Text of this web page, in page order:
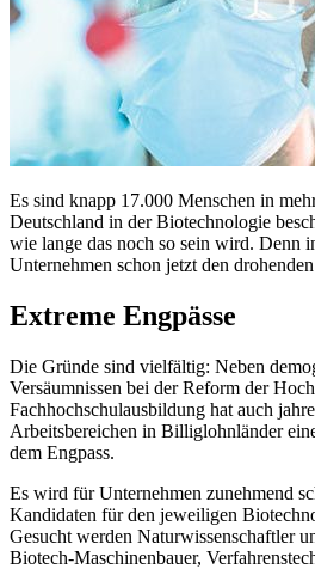
Es sind knapp 17.000 Menschen in
Deutschland in der Biotechnologie
wie lange das noch so sein wird. Denn
Unternehmen schon jetzt den
Extreme Engpässe
Die Gründe sind vielfältig: Neben
Versäumnissen bei der Reform der
Fachhochschulausbildung hat auch
Arbeitsbereichen in Billiglohnländer
dem Engpass.
Es wird für Unternehmen zunehmend
Kandidaten für den jeweiligen
Gesucht werden Naturwissenschaftler
Biotech-Maschinenbauer,